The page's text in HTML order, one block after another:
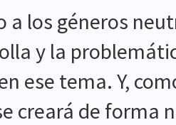
a los géneros
y la
ese tema. Y,
creará de forma